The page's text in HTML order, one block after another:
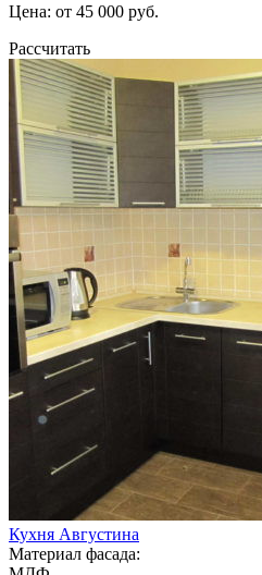
Цена: от 45 000 руб.
Рассчитать
Кухня Августина
Материал фасада: